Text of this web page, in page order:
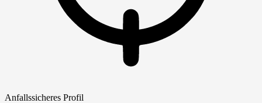
Anfallssicheres Profil